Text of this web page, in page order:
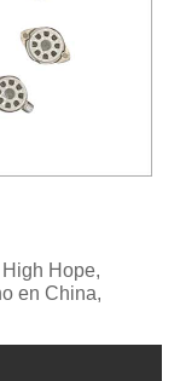
Hope,
en China,